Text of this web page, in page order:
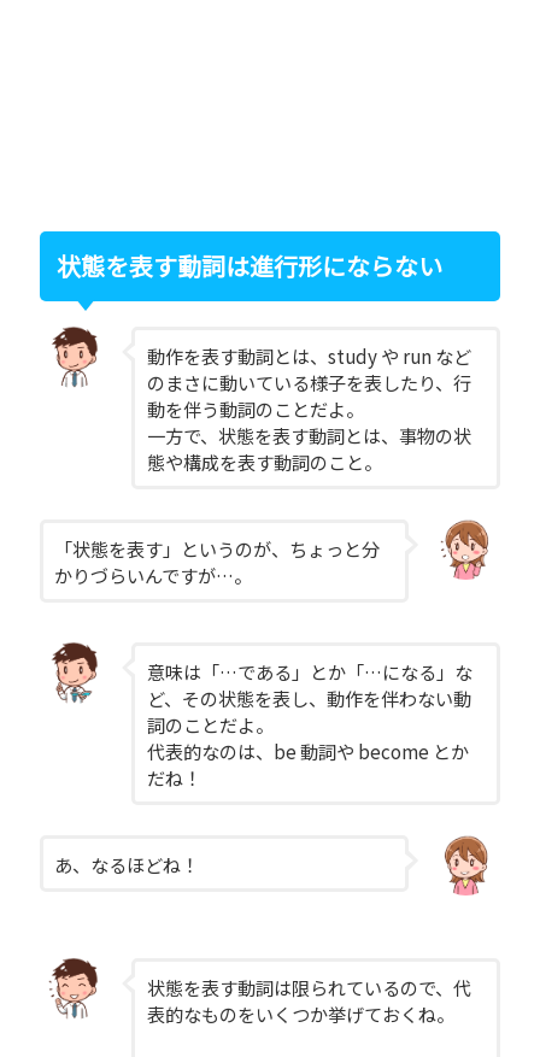
状態を表す動詞は進行形にならない
動作を表す動詞とは、study や run など
のまさに動いている様子を表したり、行
動を伴う動詞のことだよ。
一方で、状態を表す動詞とは、事物の状
態や構成を表す動詞のこと。
「状態を表す」というのが、ちょっと分
かりづらいんですが…。
意味は「…である」とか「…になる」な
ど、その状態を表し、動作を伴わない動
詞のことだよ。
代表的なのは、be 動詞や become とか
だね！
あ、なるほどね！
状態を表す動詞は限られているので、代
表的なものをいくつか挙げておくね。